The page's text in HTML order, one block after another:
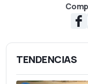
TENDENCIAS